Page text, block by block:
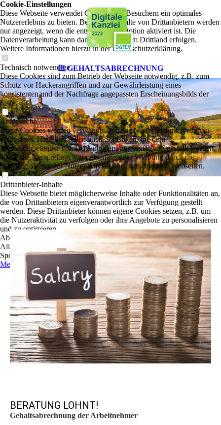
GEHALTSABRECHNUNG
BERATUNG LOHNT!
Gehaltsabrechnung der Arbeitnehmer
Cookie-Einstellungen
Diese Webseite verwendet Cookies, um Besuchern ein optimales
Nutzererlebnis zu bieten. Bestimmte Inhalte von Drittanbietern werden
nur angezeigt, wenn die entsprechende Option aktiviert ist. Die
Datenverarbeitung kann dann auch in einem Drittland erfolgen.
Weitere Informationen hierzu in der Datenschutzerklärung.
Technisch notwendige
Diese Cookies sind zum Betrieb der Webseite notwendig, z.B. zum
Schutz vor Hackerangriffen und zur Gewährleistung eines
konsistenten und der Nachfrage angepassten Erscheinungsbilds der
Seite.
Analytische
Diese Cookies werden verwendet, um das Nutzererlebnis weiter zu
optimieren. Hierunter fallen auch Statistiken, die dem
Webseitenbetreiber von Drittanbietern zur Verfügung gestellt werden,
sowie die Ausspielung von personalisierter Werbung durch die
Nachverfolgung der Nutzeraktivität über verschiedene Webseiten.
Drittanbieter-Inhalte
Diese Webseite bietet möglicherweise Inhalte oder Funktionalitäten an,
die von Drittanbietern eigenverantwortlich zur Verfügung gestellt
werden. Diese Drittanbieter können eigene Cookies setzen, z.B. um
die Nutzeraktivität zu verfolgen oder ihre Angebote zu personalisieren
und zu optimieren.
Ablehnen
Alle akzeptieren
Speichern
Mehr Informationen